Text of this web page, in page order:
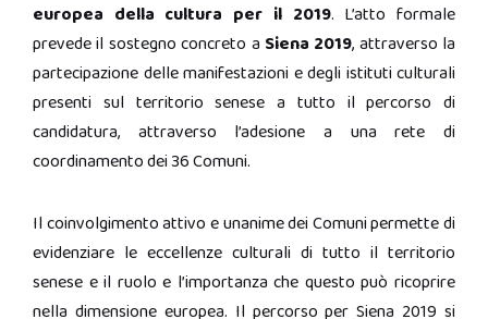
europea della cultura per il 2019. L’atto formale
prevede il sostegno concreto a Siena 2019, attraverso la
partecipazione delle manifestazioni e degli istituti culturali
presenti sul territorio senese a tutto il percorso di
candidatura, attraverso l’adesione a una rete di
coordinamento dei 36 Comuni.
Il coinvolgimento attivo e unanime dei Comuni permette di
evidenziare le eccellenze culturali di tutto il territorio
senese e il ruolo e l’importanza che questo può ricoprire
nella dimensione europea. Il percorso per Siena 2019 si